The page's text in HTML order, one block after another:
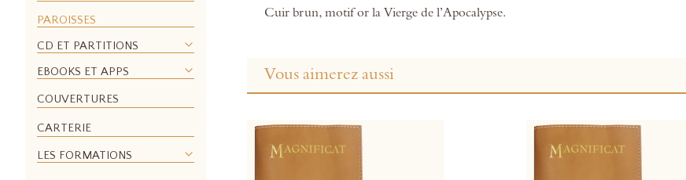
Cuir brun, motif or la Vierge de l’Apocalypse.
Vous aimerez aussi
PAROISSES
CD ET PARTITIONS
EBOOKS ET APPS
COUVERTURES
CARTERIE
LES FORMATIONS